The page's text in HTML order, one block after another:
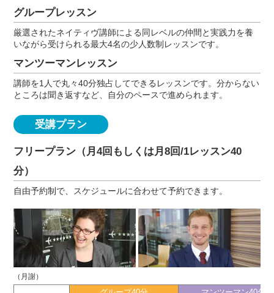
グループレッスン
厳選されたネイティヴ講師による同レベルの仲間と実践力を養
いながら受けられる最大4名の少人数制レッスンです。
マンツーマンレッスン
講師を1人で丸々40分独占してできるレッスンです。分からない
ところは聞き返すなど、自分のペースで進められます。
受講プラン
フリープラン（月4回もしくは月8回/1レッスン40
分）
自由予約制で、スケジュールに合わせて予約できます。
（月謝）